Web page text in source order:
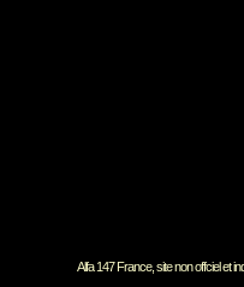
Alfa 147 France, site non offciel et